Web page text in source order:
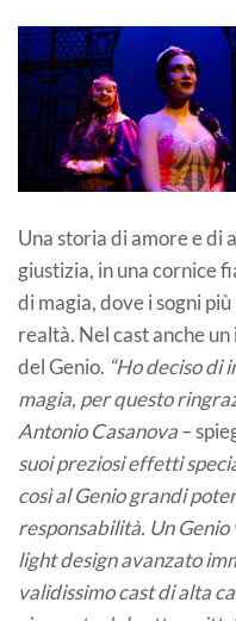
Una storia di amore e di
giustizia, in una cornice
di magia, dove i sogni
realtà. Nel cast anche
del Genio. “Ho deciso di
magia, per questo
Antonio Casanova–
suoi preziosi effetti
così al Genio grandi
responsabilità. Un
light design avanzato
validissimo cast di alta